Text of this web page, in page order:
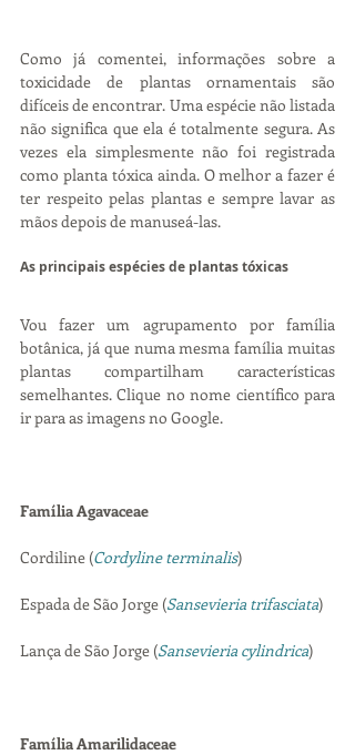
Como já comentei, informações sobre a
toxicidade de plantas ornamentais são
difíceis de encontrar. Uma espécie não listada
não significa que ela é totalmente segura. As
vezes ela simplesmente não foi registrada
como planta tóxica ainda. O melhor a fazer é
ter respeito pelas plantas e sempre lavar as
mãos depois de manuseá-las.
As principais espécies de plantas tóxicas
Vou fazer um agrupamento por família
botânica, já que numa mesma família muitas
plantas compartilham características
semelhantes. Clique no nome científico para
ir para as imagens no Google.
Família Agavaceae
Cordiline (Cordyline terminalis)
Espada de São Jorge (Sansevieria trifasciata)
Lança de São Jorge (Sansevieria cylindrica)
Família Amarilidaceae